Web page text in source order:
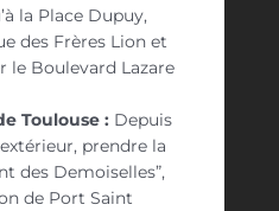
la Place Dupuy,
des Frères Lion et
le Boulevard Lazare
Toulouse : Depuis
prendre la
des Demoiselles”,
de Port Saint